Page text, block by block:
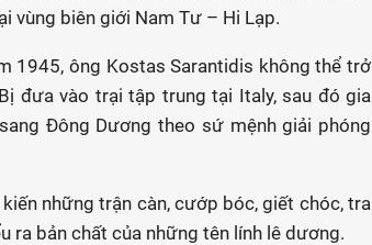
vùng biên giới Nam Tư – Hi Lạp.
1945, ông Kostas Sarantidis không thể trở
đưa vào trại tập trung tại Italy, sau đó gia
Đông Dương theo sứ mệnh giải phóng
những trận càn, cướp bóc, giết chóc, tra
ra bản chất của những tên lính lê dương.